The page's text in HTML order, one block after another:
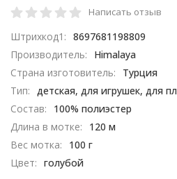
Написать отзыв
Штрихкод1: 8697681198809
Производитель:
Himalaya
Страна изготовитель:
Турция
Тип: детская, для игрушек, для
Состав:
100% полиэстер
Длина в мотке:
120 м
Вес мотка:
100 г
Цвет: голубой